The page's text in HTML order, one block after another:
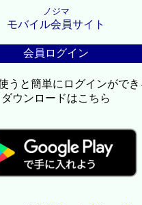
ノジマ
モバイル会員サイト
会員ログイン
うと簡単にログインがで
ダウンロードはこちら